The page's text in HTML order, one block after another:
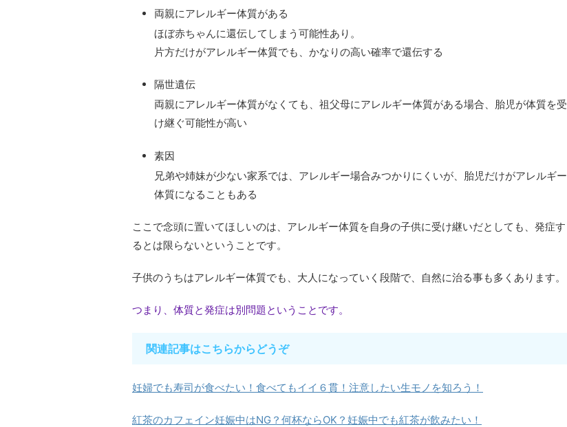
両親にアレルギー体質がある
ほぼ赤ちゃんに還伝してしまう可能性あり。
片方だけがアレルギー体質でも、かなりの高い確率で還伝する
隔世遺伝
両親にアレルギー体質がなくても、祖父母にアレルギー体質がある場合、胎児が体質を受
け継ぐ可能性が高い
素因
兄弟や姉妹が少ない家系では、アレルギー場合みつかりにくいが、胎児だけがアレルギー
体質になることもある
ここで念頭に置いてほしいのは、アレルギー体質を自身の子供に受け継いだとしても、発症す
るとは限らないということです。
子供のうちはアレルギー体質でも、大人になっていく段階で、自然に治る事も多くあります。
つまり、体質と発症は別問題ということです。
関連記事はこちらからどうぞ
妊婦でも寿司が食べたい！食べてもイイ６貫！注意したい生モノを知ろう！
紅茶のカフェイン妊娠中はNG？何杯ならOK？妊娠中でも紅茶が飲みたい！